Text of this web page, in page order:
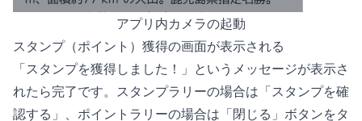
アプリ内カメラの起動
スタンプ（ポイント）獲得の画面が表示される
「スタンプを獲得しました！」というメッセージが表示さ
れたら完了です。スタンプラリーの場合は「スタンプを確
認する」、ポイントラリーの場合は「閉じる」ボタンをタ